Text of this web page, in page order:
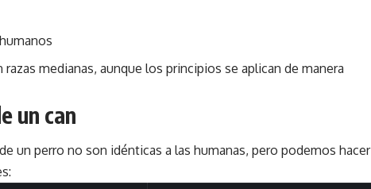
medianas, aunque los principios se aplican de manera
un can
un perro no son idénticas a las humanas, pero podemos hacer